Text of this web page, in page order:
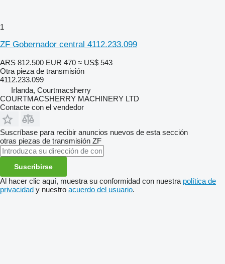
1
ZF Gobernador central 4112.233.099
ARS 812.500 EUR 470 ≈ US$ 543
Otra pieza de transmisión
4112.233.099
Irlanda, Courtmacsherry
COURTMACSHERRY MACHINERY LTD
Contacte con el vendedor
Suscríbase para recibir anuncios nuevos de esta sección
otras piezas de transmisión ZF
Suscribirse
Al hacer clic aquí, muestra su conformidad con nuestra política de
privacidad y nuestro acuerdo del usuario.